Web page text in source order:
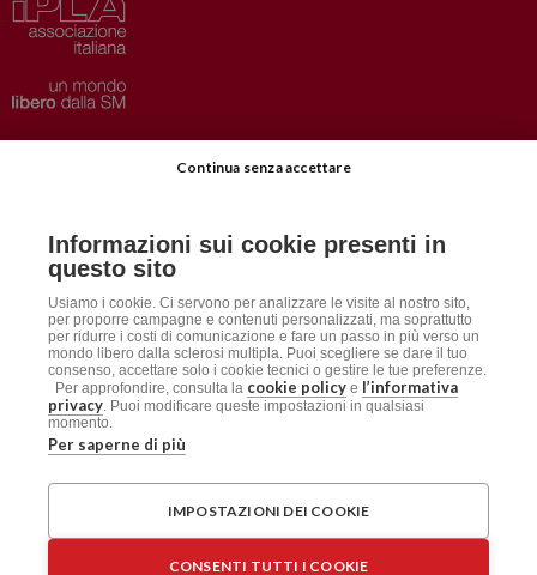
Privacy–Disclaimer
Iscriviti alla Newsletter
Dichiarazione accessibilità
Social
AISM
Sede Legale: Via Cavour 181/a, 00184 Roma
CF: 96015150582 – PI: 06125061009
Informazioni sui cookie presenti in
questo sito
Usiamo i cookie. Ci servono per analizzare le visite al nostro sito,
per proporre campagne e contenuti personalizzati, ma soprattutto
per ridurre i costi di comunicazione e fare un passo in più verso un
mondo libero dalla sclerosi multipla. Puoi scegliere se dare il tuo
consenso, accettare solo i cookie tecnici o gestire le tue preferenze.
Per approfondire, consulta la cookie policy e l’informativa
privacy. Puoi modificare queste impostazioni in qualsiasi
momento.
Per saperne di più
IMPOSTAZIONI DEI COOKIE
CONSENTI TUTTI I COOKIE
Continua senza accettare